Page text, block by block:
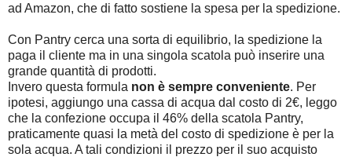
ad Amazon, che di fatto sostiene la spesa per la spedizione.
Con Pantry cerca una sorta di equilibrio, la spedizione la
paga il cliente ma in una singola scatola può inserire una
grande quantità di prodotti.
Invero questa formula non è sempre conveniente. Per
ipotesi, aggiungo una cassa di acqua dal costo di 2€, leggo
che la confezione occupa il 46% della scatola Pantry,
praticamente quasi la metà del costo di spedizione è per la
sola acqua. A tali condizioni il prezzo per il suo acquisto